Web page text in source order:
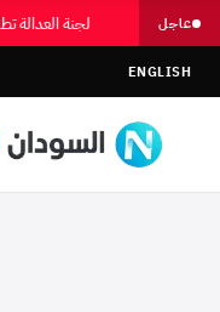
عاجل لجنة العدالة
ENGLISH